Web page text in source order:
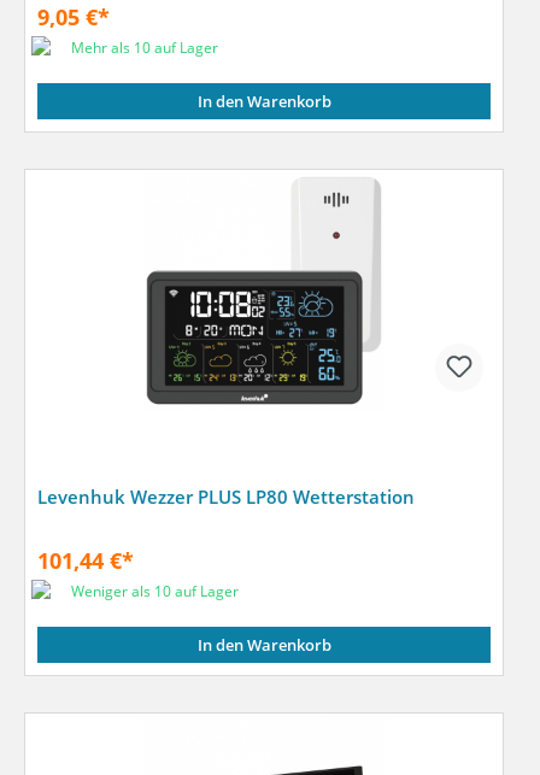
9,05 €*
Mehr als 10 auf Lager
In den Warenkorb
Levenhuk Wezzer PLUS LP80 Wetterstation
101,44 €*
Weniger als 10 auf Lager
In den Warenkorb